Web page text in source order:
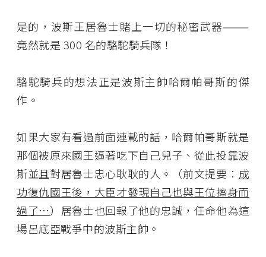
是的，波斯王居魯士賭上一切的秘密武器———
竟然就是 300 名的駱駝騎兵隊！
駱駝騎兵的想法正是波斯主帥哈爾帕哥斯的傑
作。
如果大家有看過前面連載的話，哈爾帕哥斯就是
那個被原來國王逼著吃下自己兒子、從此投靠波
斯並且對居魯士忠心耿耿的人。（前文提要： 成
功復仇國王後，大臣才發現自己也與王位擦身而
過了…）居魯士也回報了他的忠誠，任命他為這
場呂底亞戰爭中的波斯主帥。